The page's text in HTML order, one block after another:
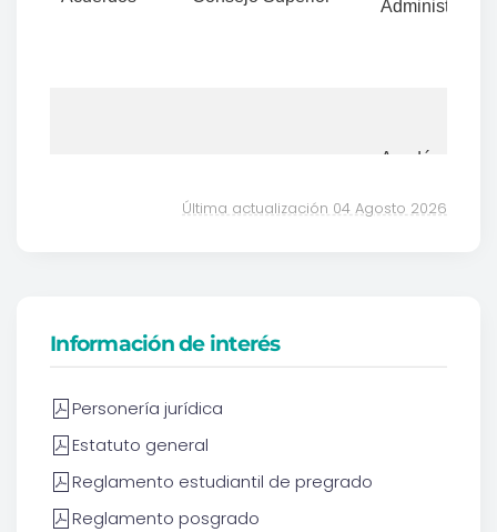
Última actualización 04 Agosto 2026
Información de interés
Personería jurídica
Estatuto general
Reglamento estudiantil de pregrado
Reglamento posgrado